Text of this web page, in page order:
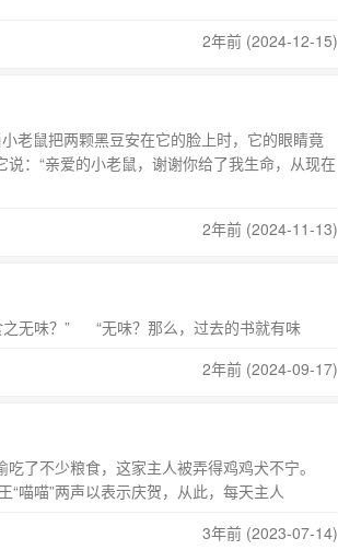
2年前 (2024-12-15)
把两颗黑豆安在它的脸上时，它的眼睛竟
：“亲爱的小老鼠，谢谢你给了我生命，从现在
2年前 (2024-11-13)
无味？” “无味？那么，过去的书就有味
2年前 (2024-09-17)
了不少粮食，这家主人被弄得鸡鸡犬不宁。
喵”两声以表示庆贺，从此，每天主人
3年前 (2023-07-14)